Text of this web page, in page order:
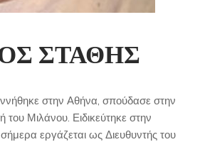
ΣΤΑΘΗΣ
στην Αθήνα, σπούδασε στην
του Μιλάνου. Ειδικεύτηκε στην
εργάζεται ως Διευθυντής του